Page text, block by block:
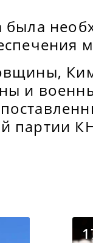
и
партии